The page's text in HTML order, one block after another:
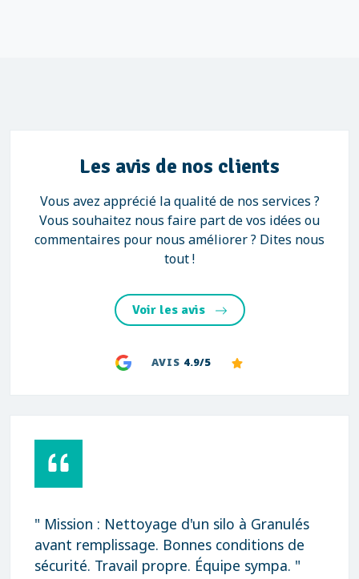
Les avis de nos clients
Vous avez apprécié la qualité de nos services ?
Vous souhaitez nous faire part de vos idées ou
commentaires pour nous améliorer ? Dites nous
tout !
Voir les avis
AVIS 4.9/5
" Mission : Nettoyage d'un silo à Granulés
avant remplissage. Bonnes conditions de
sécurité. Travail propre. Équipe sympa. "